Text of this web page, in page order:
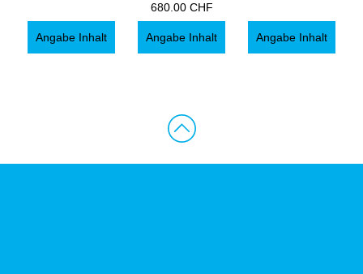
Angabe Inhalt
680.00 CHF
Angabe Inhalt Angabe Inhalt